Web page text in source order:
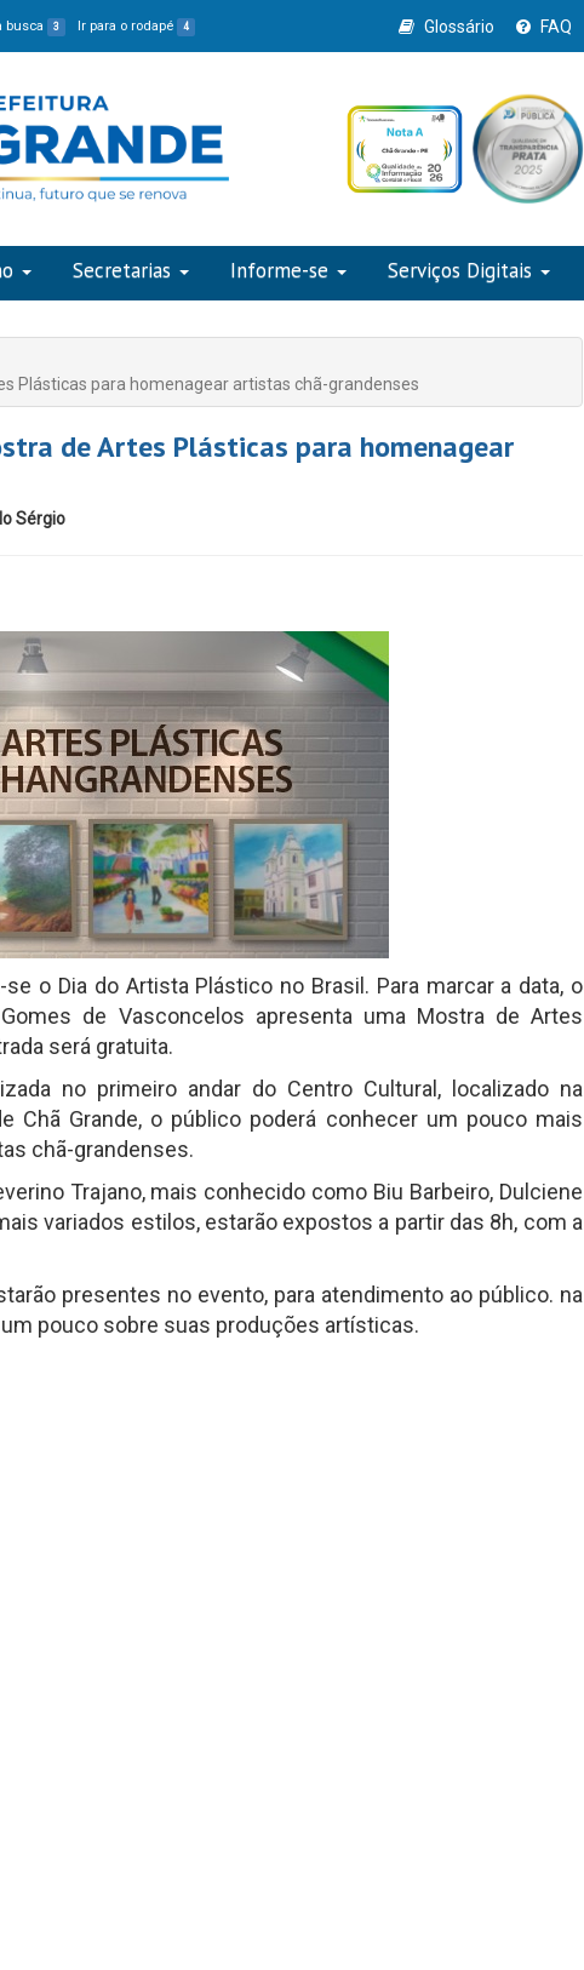
busca 3 Ir para o rodapé 4 Glossário FAQ
Secretarias Informe-se Serviços Digitais
Plásticas para homenagear artistas chã-grandenses
de Artes Plásticas para homenagear
Sérgio
o Dia do Artista Plástico no Brasil. Para marcar a data, o
de Vasconcelos apresenta uma Mostra de Artes
será gratuita.
no primeiro andar do Centro Cultural, localizado na
Chã Grande, o público poderá conhecer um pouco mais
chã-grandenses.
Trajano, mais conhecido como Biu Barbeiro, Dulciene
variados estilos, estarão expostos a partir das 8h, com a
presentes no evento, para atendimento ao público. na
pouco sobre suas produções artísticas.